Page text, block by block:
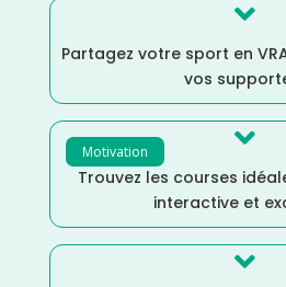

Partagez votre sport en
vos
Motivation 
Trouvez les courses
interactive et
